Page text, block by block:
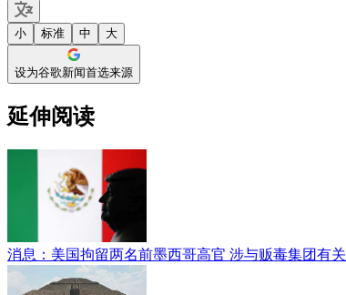
小 标准 中 大
设为谷歌新闻首选来源
延伸阅读
消息：美国拘留两名前墨西哥高官 涉与贩毒集团有关